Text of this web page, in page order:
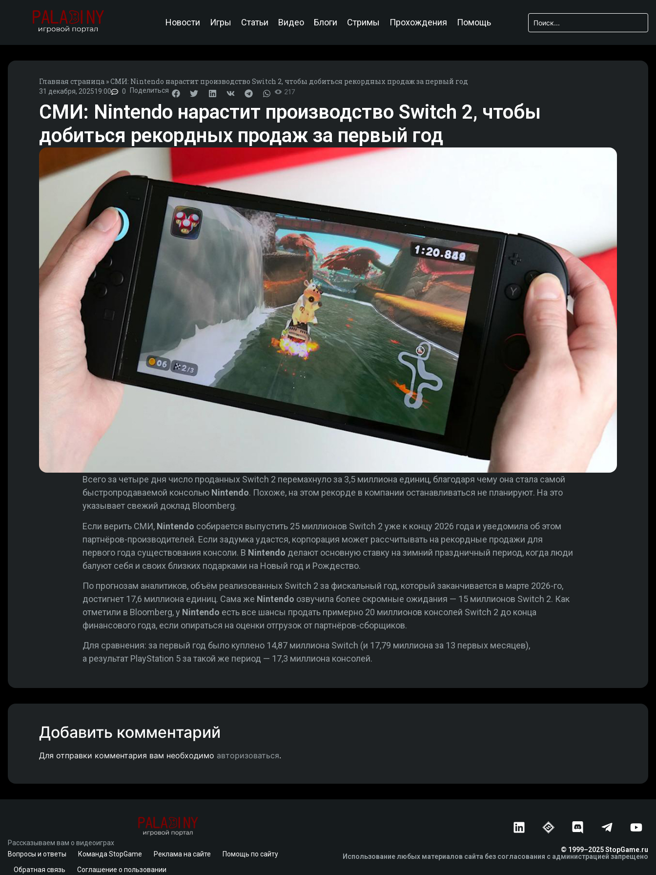
Новости Игры Статьи Видео Блоги Стримы Прохождения Помощь
Главная страница »СМИ: Nintendo нарастит производство Switch 2, чтобы добиться рекордных продаж за первый год
31 декабря, 202519:00 0 Поделиться 217
СМИ: Nintendo нарастит производство Switch 2, чтобы
добиться рекордных продаж за первый год
Всего за четыре дня число проданных Switch 2 перемахнуло за 3,5 миллиона единиц, благодаря чему она стала самой
быстропродаваемой консольюNintendo. Похоже, на этом рекорде в компании останавливаться не планируют. На это
указывает свежий доклад Bloomberg.
Если верить СМИ, Nintendo собирается выпустить 25 миллионов Switch 2 уже к концу 2026 года и уведомила об этом
партнёров-производителей. Если задумка удастся, корпорация может рассчитывать на рекордные продажи для
первого года существования консоли. В Nintendo делают основную ставку на зимний праздничный период, когда люди
балуют себя и своих близких подарками на Новый год и Рождество.
По прогнозам аналитиков, объём реализованных Switch 2 за фискальный год, который заканчивается в марте 2026-го,
достигнет 17,6 миллиона единиц. Сама же Nintendo озвучила более скромные ожидания — 15 миллионов Switch 2. Как
отметили в Bloomberg, у Nintendo есть все шансы продать примерно 20 миллионов консолей Switch 2 до конца
финансового года, если опираться на оценки отгрузок от партнёров-сборщиков.
Для сравнения: за первый год было куплено 14,87 миллиона Switch (и 17,79 миллиона за 13 первых месяцев),
а результат PlayStation 5 за такой же период — 17,3 миллиона консолей.
Добавить комментарий
Для отправки комментария вам необходимо авторизоваться.
Рассказываем вам о видеоиграх
Вопросы и ответы
Команда StopGame Реклама на сайте
Помощь по сайту
Обратная связь
Соглашение о пользовании
© 1999–2025 StopGame.ru
Использование любых материалов сайта без согласования с администрацией запрещено